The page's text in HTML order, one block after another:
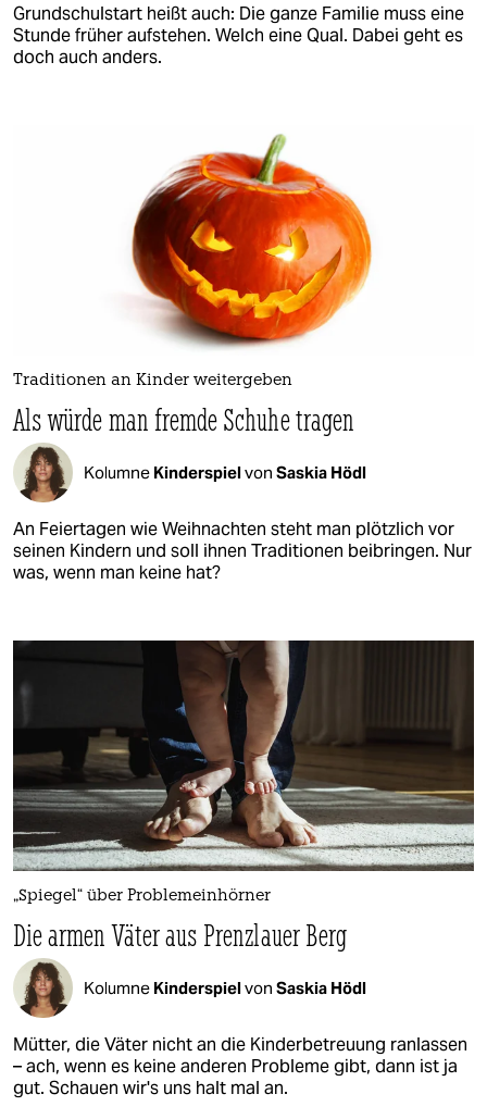
Grundschulstart heißt auch: Die ganze Familie muss eine
Stunde früher aufstehen. Welch eine Qual. Dabei geht es
doch auch anders.
Traditionen an Kinder weitergeben
Als würde man fremde Schuhe tragen
Kolumne Kinderspielvon Saskia Hödl
An Feiertagen wie Weihnachten steht man plötzlich vor
seinen Kindern und soll ihnen Traditionen beibringen. Nur
was, wenn man keine hat?
„Spiegel“ über Problemeinhörner
Die armen Väter aus Prenzlauer Berg
Kolumne Kinderspielvon Saskia Hödl
Mütter, die Väter nicht an die Kinderbetreuung ranlassen
– ach, wenn es keine anderen Probleme gibt, dann ist ja
gut. Schauen wir's uns halt mal an.